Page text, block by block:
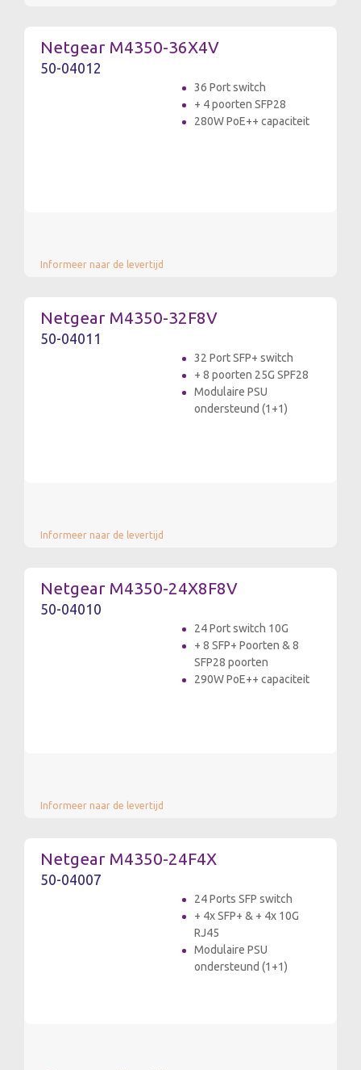
Netgear M4350-36X4V
50-04012
36 Port switch
+ 4 poorten SFP28
280W PoE++ capaciteit
Informeer naar de levertijd
Netgear M4350-32F8V
50-04011
32 Port SFP+ switch
+ 8 poorten 25G SPF28
Modulaire PSU
ondersteund (1+1)
Informeer naar de levertijd
Netgear M4350-24X8F8V
50-04010
24 Port switch 10G
+ 8 SFP+ Poorten & 8
SFP28 poorten
290W PoE++ capaciteit
Informeer naar de levertijd
Netgear M4350-24F4X
50-04007
24 Ports SFP switch
+ 4x SFP+ & + 4x 10G
RJ45
Modulaire PSU
ondersteund (1+1)